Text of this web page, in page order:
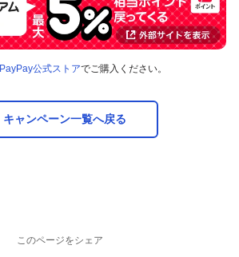
PayPay公式ストアでご購入ください。
キャンペーン一覧へ戻る
このページをシェア